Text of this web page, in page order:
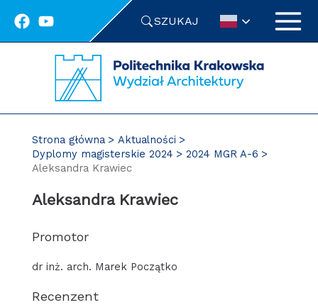
SZUKAJ
Strona główna
Aktualności
Dyplomy magisterskie 2024
2024 MGR A-6
Aleksandra Krawiec
Aleksandra Krawiec
Promotor
dr inż. arch. Marek Początko
Recenzent